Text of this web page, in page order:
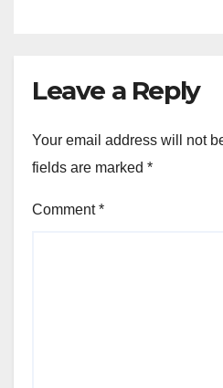
Leave a Reply
Your email address will not
fields are marked *
Comment*